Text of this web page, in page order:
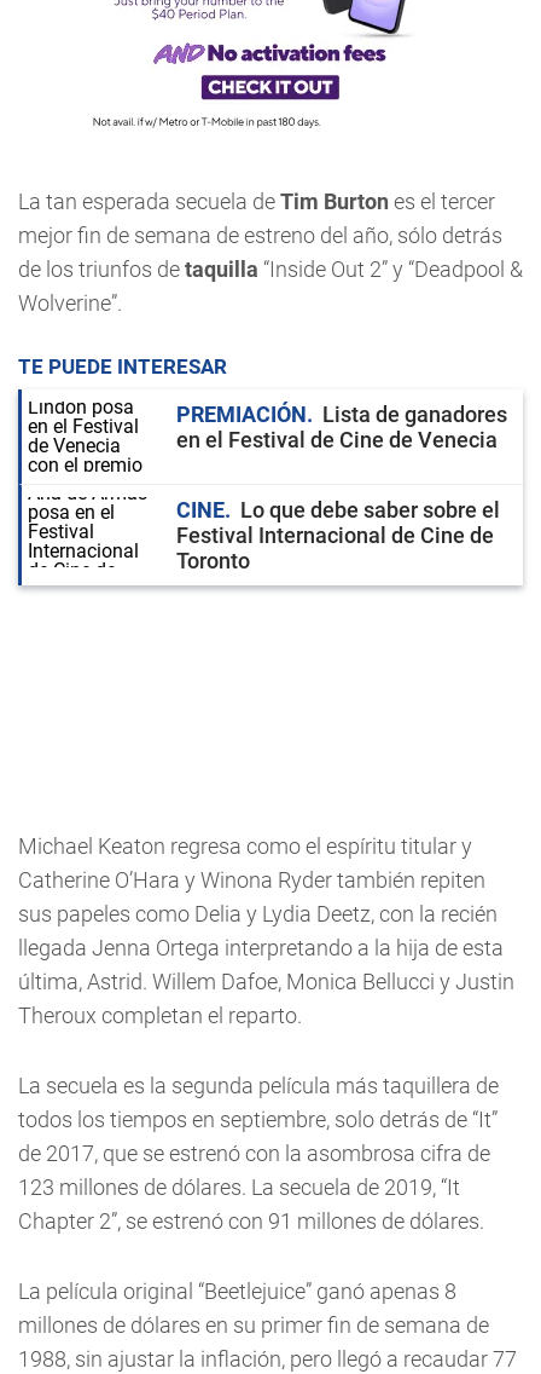
La tan esperada secuela deTim Burton es el tercer
mejor fin de semana de estreno del año, sólo detrás
de los triunfos detaquilla “Inside Out 2” y “Deadpool &
Wolverine”.
TE PUEDE INTERESAR
PREMIACIÓN
Lista de ganadores
en el Festival de Cine de Venecia
CINE
Lo que debe saber sobre el
Festival Internacional de Cine de
Toronto
Michael Keaton regresa como el espíritu titular y
Catherine O’Hara y Winona Ryder también repiten
sus papeles como Delia y Lydia Deetz, con la recién
llegada Jenna Ortega interpretando a la hija de esta
última, Astrid. Willem Dafoe, Monica Bellucci y Justin
Theroux completan el reparto.
La secuela es la segunda película más taquillera de
todos los tiempos en septiembre, solo detrás de “It”
de 2017, que se estrenó con la asombrosa cifra de
123 millones de dólares. La secuela de 2019, “It
Chapter 2”, se estrenó con 91 millones de dólares.
La película original “Beetlejuice” ganó apenas 8
millones de dólares en su primer fin de semana de
1988, sin ajustar la inflación, pero llegó a recaudar 77